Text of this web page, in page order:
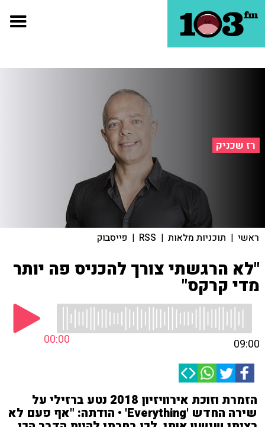
רז שכניק
ראשי | תוכניות מלאות |
RSS
| פייסבוק
"לא הרגשתי צורך להכניס פה יותר
מדי קרקס"
00:00 09:00
הזמרת וזוכת אירוויזיון 2018 נטע ברזילי על
שירה החדש 'Everything' • הודתה: "אף פעם לא